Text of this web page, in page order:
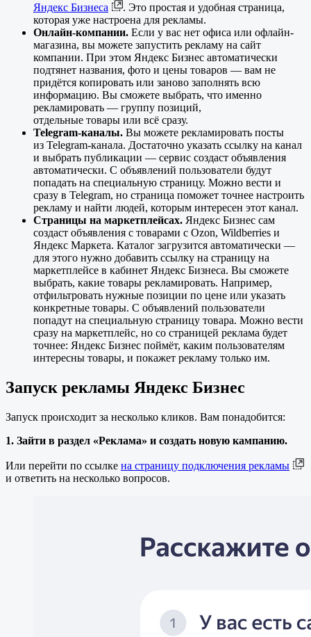
Яндекс Бизнеса
. Это простая и удобная страница,
которая уже настроена для рекламы.
Онлайн-компании. Если у вас нет офиса или офлайн-
магазина, вы можете запустить рекламу на сайт
компании. При этом Яндекс Бизнес автоматически
подтянет названия, фото и цены товаров — вам не
придётся копировать или заново заполнять всю
информацию. Вы сможете выбрать, что именно
рекламировать — группу позиций,
отдельные товары или всё сразу.
Telegram-каналы. Вы можете рекламировать посты
из Telegram-канала. Достаточно указать ссылку на канал
и выбрать публикации — сервис создаст объявления
автоматически. С объявлений пользователи будут
попадать на специальную страницу. Можно вести и
сразу в Telegram, но страница поможет точнее настроить
рекламу и найти людей, которым интересен этот канал.
Страницы на маркетплейсах. Яндекс Бизнес сам
создаст объявления с товарами с Ozon, Wildberries и
Яндекс Маркета. Каталог загрузится автоматически —
для этого нужно добавить ссылку на страницу на
маркетплейсе в кабинет Яндекс Бизнеса. Вы сможете
выбрать, какие товары рекламировать. Например,
отфильтровать нужные позиции по цене или указать
конкретные товары. С объявлений пользователи
попадут на специальную страницу товара. Можно вести
сразу на маркетплейс, но со страницей реклама будет
точнее: Яндекс Бизнес поймёт, каким пользователям
интересны товары, и покажет рекламу только им.
Запуск рекламы Яндекс Бизнес
Запуск происходит за несколько кликов. Вам понадобится:
1. Зайти в раздел «Реклама» и создать новую кампанию.
Или перейти по ссылке на страницу подключения рекламы
и ответить на несколько вопросов.